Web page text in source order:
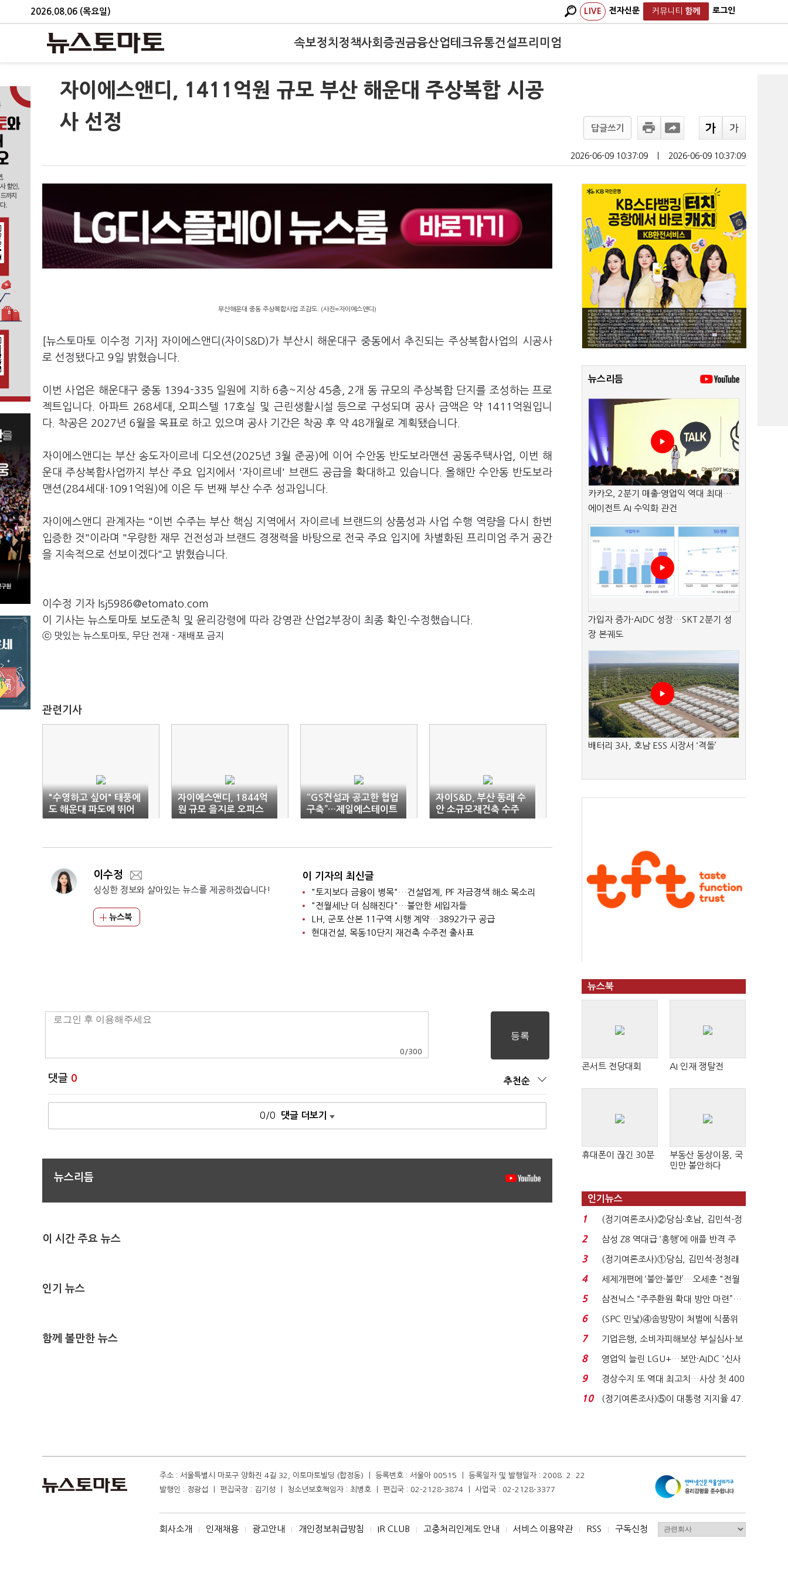
2026.08.06 (목요일) LIVE 전자신문 커뮤니티 함께 로그인
속보정치 정책사회 증권금융산업테크유통건설프리미엄
자이에스앤디, 1411억원 규모 부산 해운대 주상복합 시공
사 선정
답글쓰기
2026-06-09 10:37:09 2026-06-09 10:37:09
부산해운대 중동 주상복합사업 조감도. (사진=자이에스앤디)
[뉴스토마토 이수정 기자] 자이에스앤디(자이S&D)가 부산시 해운대구 중동에서 추진되는 주상복합사업의 시공사
로 선정됐다고 9일 밝혔습니다.
이번 사업은 해운대구 중동 1394-335 일원에 지하 6층~지상 45층, 2개 동 규모의 주상복합 단지를 조성하는 프로
젝트입니다. 아파트 268세대, 오피스텔 17호실 및 근린생활시설 등으로 구성되며 공사 금액은 약 1411억원입니
다. 착공은 2027년 6월을 목표로 하고 있으며 공사 기간은 착공 후 약 48개월로 계획됐습니다.
자이에스앤디는 부산 송도자이르네 디오션(2025년 3월 준공)에 이어 수안동 반도보라맨션 공동주택사업, 이번 해
운대 주상복합사업까지 부산 주요 입지에서 '자이르네' 브랜드 공급을 확대하고 있습니다. 올해만 수안동 반도보라
맨션(284세대·1091억원)에 이은 두 번째 부산 수주 성과입니다.
자이에스앤디 관계자는 "이번 수주는 부산 핵심 지역에서 자이르네 브랜드의 상품성과 사업 수행 역량을 다시 한번
입증한 것"이라며 "우량한 재무 건전성과 브랜드 경쟁력을 바탕으로 전국 주요 입지에 차별화된 프리미엄 주거 공간
을 지속적으로 선보이겠다"고 밝혔습니다.
이수정 기자 lsj5986@etomato.com
이 기사는 뉴스토마토 보도준칙 및 윤리강령에 따라 강영관 산업2부장이 최종 확인·수정했습니다.
ⓒ 맛있는 뉴스토마토, 무단 전재 - 재배포 금지
관련기사
"수영하고 싶어" 태풍에
도 해운대 파도에 뛰어
든 외국인
자이에스앤디, 1844억
원 규모 을지로 오피스
빌딩 수주
“GS건설과 공고한 협업
구축”…제일에스테이트
서비스 주식회사 출범
자이S&D, 부산 동래 수
안 소규모재건축 수주
이수정
싱싱한 정보와 살아있는 뉴스를 제공하겠습니다!
뉴스북
이 기자의 최신글
"토지보다 금융이 병목"…건설업계, PF 자금경색 해소 목소리
"전월세난 더 심해진다"…불안한 세입자들
LH, 군포 산본 11구역 시행 계약…3892가구 공급
현대건설, 목동10단지 재건축 수주전 출사표
0 /300
댓글 0 추천순
0/0 댓글 더보기
뉴스리듬
이 시간 주요 뉴스
인기 뉴스
함께 볼만한 뉴스
뉴스리듬
카카오, 2분기 매출·영업익 역대 최대…
에이전트 AI 수익화 관건
가입자 증가·AIDC 성장…SKT 2분기 성
장 본궤도
배터리 3사, 호남 ESS 시장서 ‘격돌’
뉴스북
콘서트 전당대회 AI 인재 쟁탈전
휴대폰이 끊긴 30분
부동산 동상이몽, 국
민만 불안하다
인기뉴스
1
(정기여론조사)②당심·호남, 김민석-정
청래 '초접전'...
2
삼성 Z8 역대급 ‘흥행’에 애플 반격 주
목…9월 ‘폴...
3
(정기여론조사)①당심, 김민석·정청래
'초접전'…대통령 ...
4
세제개편에 ‘불안·불만’…오세훈 "전월
세 구하기 더 ...
5
삼전닉스 “주주환원 확대 방안 마련”…
로이터에 성명...
6
(SPC 민낯)④솜방망이 처벌에 식품위
생법 위반 반복...
7
기업은행, 소비자피해보상 부실심사·보
이스피싱 공시 ...
8
영업익 늘린 LGU+…보안·AIDC '신사
업 드라이브'...
9
경상수지 또 역대 최고치…사상 첫 400
억달러에 '3% 성...
10
(정기여론조사)⑤이 대통령 지지율 47.
주소 : 서울특별시 마포구 양화진 4길 32, 이토마토빌딩 (합정동) ㅣ 등록번호 : 서울아 00515 ㅣ 등록일자 및 발행일자 : 2008. 2. 22
발행인 : 정광섭 ㅣ 편집국장 : 김기성 ㅣ 청소년보호책임자 : 최병호 ㅣ 편집국 : 02-2128-3874 ㅣ 사업국 : 02-2128-3377
회사소개 I 인재채용 I 광고안내 I 개인정보취급방침 I IR CLUB I 고충처리인제도 안내 I 서비스 이용약관 I RSS I 구독신청